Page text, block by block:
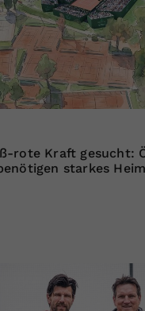
rote Kraft gesucht:
starkes